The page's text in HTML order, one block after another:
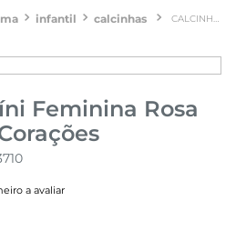
infantil calcinhas
Feminina Rosa
a avaliar